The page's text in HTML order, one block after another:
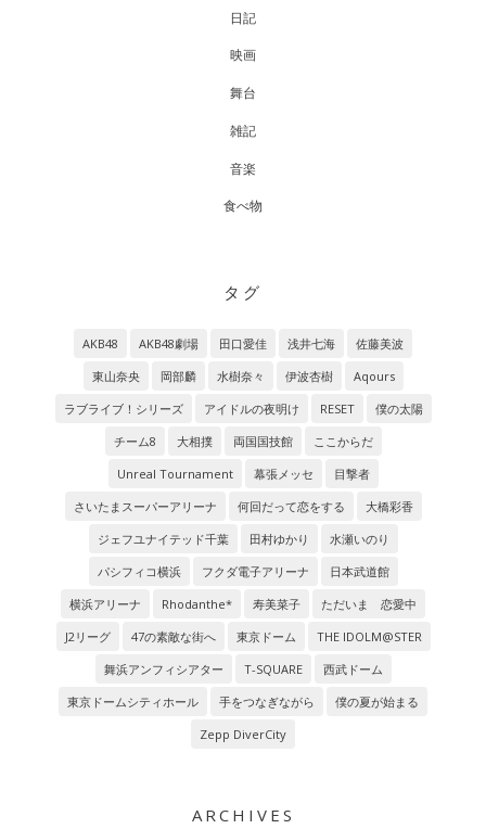
日記
映画
舞台
雑記
音楽
食べ物
タグ
AKB48 AKB48劇場 田口愛佳 浅井七海
佐藤美波
東山奈央
岡部麟 水樹奈々 伊波杏樹
Aqours
ラブライブ！シリーズ
アイドルの夜明け RESET
僕の太陽
チーム8
大相撲 両国国技館
ここからだ
Unreal Tournament
幕張メッセ
目撃者
さいたまスーパーアリーナ
何回だって恋をする
大橋彩香
ジェフユナイテッド千葉
田村ゆかり
水瀬いのり
パシフィコ横浜
フクダ電子アリーナ
日本武道館
横浜アリーナ
Rhodanthe* 寿美菜子
ただいま 恋愛中
J2リーグ
47の素敵な街へ 東京ドーム
THE IDOLM@STER
舞浜アンフィシアター
T-SQUARE
西武ドーム
東京ドームシティホール
手をつなぎながら
僕の夏が始まる
Zepp DiverCity
ARCHIVES